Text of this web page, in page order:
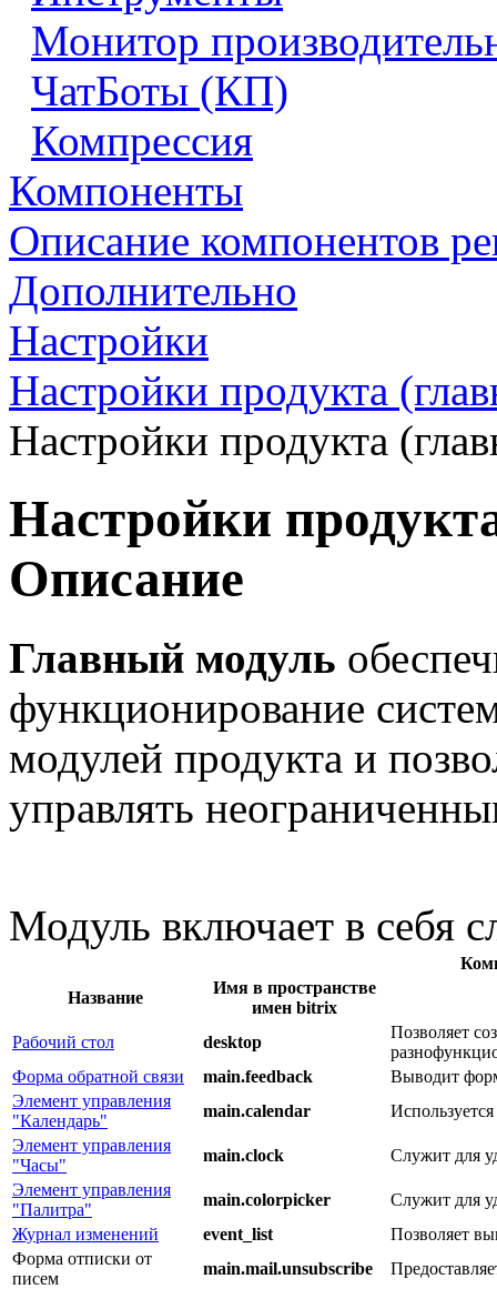
Монитор
ЧатБоты (КП)
Компрессия
Компоненты
Описание компонентов
Дополнительно
Настройки
Настройки продукта
Настройки продукта
Настройки
Описание
Главный модуль
функционирование
модулей продукта и
управлять
Модуль включает в себя
Название
Имя в пространстве
имен bitrix
Рабочий стол
desktop
Позволяет
Форма обратной связи
main.feedback
Выводит
Элемент управления
"Календарь"
main.calendar
Элемент управления
"Часы"
main.clock
Служит для
Элемент управления
"Палитра"
main.colorpicker
Служит для
Журнал изменений
event_list
Позволяет
Форма отписки от
писем
main.mail.unsubscribe